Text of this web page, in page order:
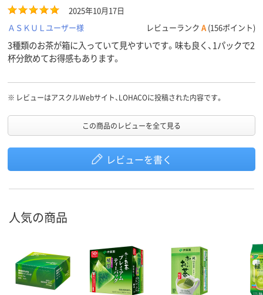
2025年10月17日
ＡＳＫＵＬユーザー様
レビューランク A (156ポイント)
3種類のお茶が箱に入っていて見やすいです。味も良く、1パックで2
杯分飲めてお得感もあります。
※ レビューはアスクルWebサイト、LOHACOに投稿された内容です。
この商品のレビューを全て見る
レビューを書く
人気の商品